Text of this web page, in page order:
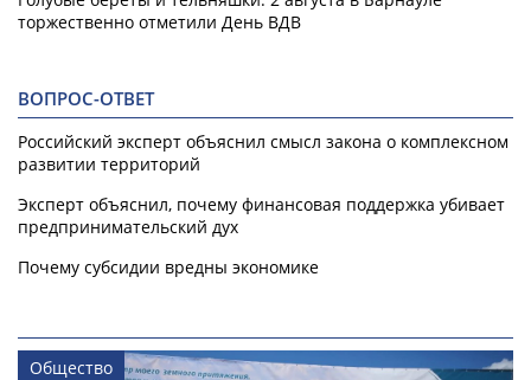
торжественно отметили День ВДВ
ВОПРОС-ОТВЕТ
Российский эксперт объяснил смысл закона о комплексном
развитии территорий
Эксперт объяснил, почему финансовая поддержка убивает
предпринимательский дух
Почему субсидии вредны экономике
Общество